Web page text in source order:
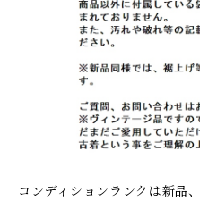
コンディションランクは新品